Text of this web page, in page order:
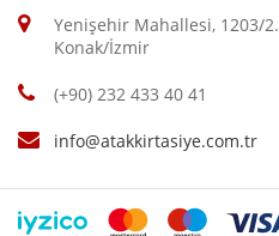
Yenişehir Mahallesi, 1203/
Konak/İzmir
(+90) 232 433 40 41
info@atakkirtasiye.com.tr